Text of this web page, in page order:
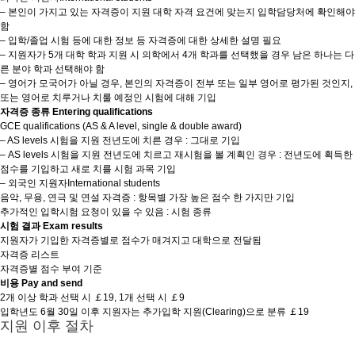
– 본인이 가지고 있는 자격증이 지원 대학 자격 요건에 맞는지 입학담당처에 확인해야
함
– 입학/졸업 시험 등에 대한 정보 등 자격증에 대한 상세한 설명 필요
– 지원자가 5개 대학 학과 지원 시 의학에서 4개 학과를 선택했을 경우 남은 하나는 다
른 분야 학과 선택해야 함
– 영어가 모국어가 아닐 경우, 본인의 자격증이 전부 또는 일부 영어로 평가된 것인지,
또는 영어로 치루거나 치룰 예정인 시험에 대해 기입
자격증 종류 Entering qualifications
GCE qualifications (AS & A level, single & double award)
– AS levels 시험을 지원 전년도에 치른 경우 : 그대로 기입
– AS levels 시험을 지원 전년도에 치르고 재시험을 볼 계획인 경우 : 전년도에 획득한
점수를 기입하고 새로 치를 시험 과목 기입
– 외국인 지원자International students
음악, 무용, 연극 및 연설 자격증 : 항목별 가장 높은 점수 한 가지만 기입
추가적인 입학시험 요청이 있을 수 있음 : 시험 종류
시험 결과 Exam results
지원자가 기입한 자격증별로 점수가 매겨지고 대학으로 전달됨
자격증 리스트
자격증별 점수 부여 기준
비용 Pay and send
2개 이상 학과 선택 시 ￡19, 1개 선택 시 ￡9
입학년도 6월 30일 이후 지원자는 추가입학 지원(Clearing)으로 분류 ￡19
지원 이후 절차